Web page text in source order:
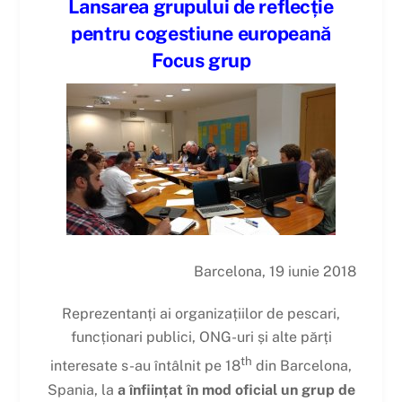
Lansarea grupului de reflecție
pentru cogestiune europeană
Focus grup
Barcelona, 19 iunie 2018
Reprezentanți ai organizațiilor de pescari,
funcționari publici, ONG-uri și alte părți
interesate s-au întâlnit pe 18th din Barcelona,
Spania, la a înființat în mod oficial un grup de